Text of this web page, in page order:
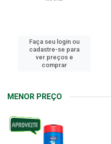
Faça seu login ou
cadastre-se para
ver preços e
comprar
MENOR PREÇO